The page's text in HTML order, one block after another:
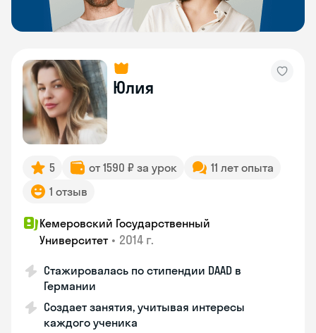
Юлия
5 от 1590 ₽ за урок
11 лет опыта
1 отзыв
Кемеровский Государственный
Университет • 2014 г.
Стажировалась по стипендии DAAD в
Германии
Создает занятия, учитывая интересы
каждого ученика